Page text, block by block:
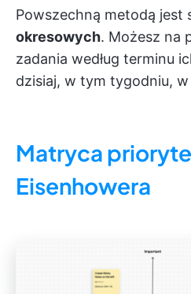
Powszechną metodą jest
okresowych. Możesz na
zadania według terminu
dzisiaj, w tym tygodniu,
Matryca
Eisenhowera